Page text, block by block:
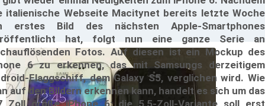
italienische Webseite Macitynet bereits letzte Woche
erstes Bild des nächsten Apple-Smartphones
hat, folgt nun eine ganze Serie an
Fotos. Auf diesen ist ein Mockup des
6 zu erkennen, das mit Samsungs derzeitigem
Flaggschiff, dem Galaxy S5, verglichen wird. Wie
auf den Bildern erkennen kann, handelt es sich um das
Zoll große iPhone 6; die 5,5-Zoll-Variante soll erst